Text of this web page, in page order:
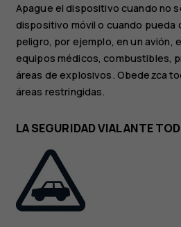
Apague el dispositivo cuando no
dispositivo móvil o cuando pueda
peligro, por ejemplo, en un avión,
equipos médicos, combustibles,
áreas de explosivos. Obedezca
áreas restringidas.
LA SEGURIDAD VIAL ANTE